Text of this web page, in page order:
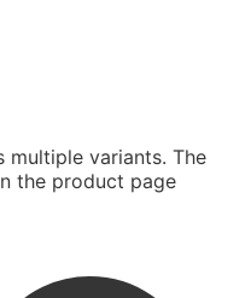
multiple variants. The
the product page